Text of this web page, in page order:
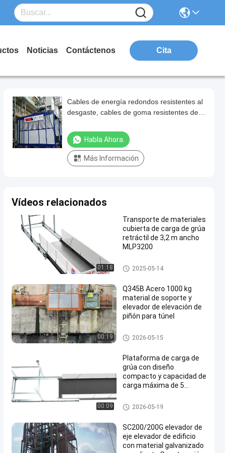
Noticias Contáctenos Cita
Cables de energía redondos resistentes al
desgaste, cables de goma resistentes de
Habla Ahora.
Más Información
Vídeos relacionados
01:18
Transporte de materiales
cubierta de carga de grúa
retráctil de 3,2 m ancho
MLP3200
Plataforma de carga de la grú
a
2025-05-14
00:19
Q345B Acero 1000 kg
material de soporte y
elevador de elevación de
piñón para túnel
Alzamiento del material de co
nstrucción
2026-05-15
00:09
Plataforma de carga de
grúa con diseño
compacto y capacidad de
carga máxima de 5
el manejo seguro de
materiales en sitios de
pisos
Plataforma de carga de la grú
a
2026-05-19
SC200/200G elevador de
eje elevador de edificio
con material galvanizado